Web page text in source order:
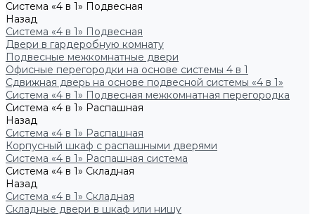
Система «4 в 1» Подвесная
Назад
Система «4 в 1» Подвесная
Двери в гардеробную комнату
Подвесные межкомнатные двери
Офисные перегородки на основе системы 4 в 1
Сдвижная дверь на основе подвесной системы «4 в 1»
Система «4 в 1» Подвесная межкомнатная перегородка
Система «4 в 1» Распашная
Назад
Система «4 в 1» Распашная
Корпусный шкаф с распашными дверями
Система «4 в 1» Распашная система
Система «4 в 1» Складная
Назад
Система «4 в 1» Складная
Складные двери в шкаф или нишу